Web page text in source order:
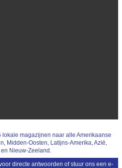
magazijnen naar alle Amerikaanse
Midden-Oosten, Latijns-Amerika, Azië,
Nieuw-Zeeland.
directe antwoorden of stuur ons een e-